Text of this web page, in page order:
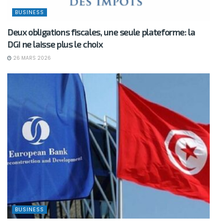
BUSINESS
Deux obligations fiscales, une seule plateforme: la
DGI ne laisse plus le choix
26 MARS 2026
BUSINESS